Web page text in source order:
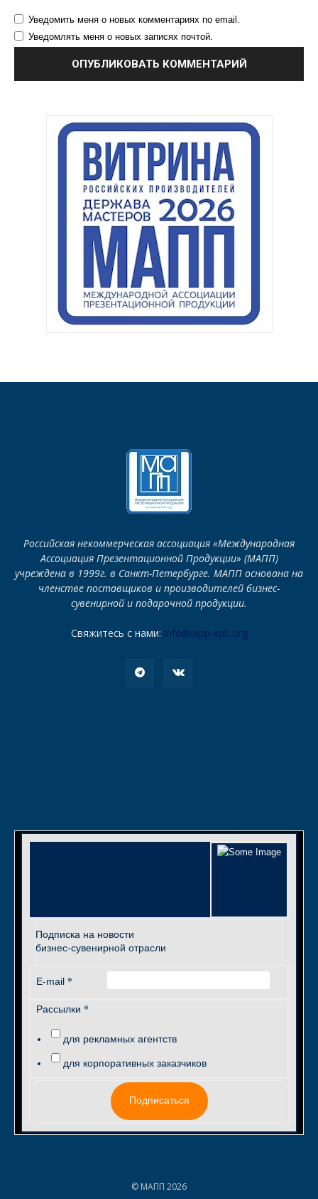
Уведомить меня о новых комментариях по email.
Уведомлять меня о новых записях почтой.
Российская некоммерческая ассоциация «Международная
Ассоциация Презентационной Продукции» (МАПП)
учреждена в 1999г. в Санкт-Петербурге. МАПП основана на
членстве поставщиков и производителей бизнес-
сувенирной и подарочной продукции.
Свяжитесь с нами: info@iapp-spb.org
Подписка на новости
бизнес-сувенирной отрасли
E-mail *
Рассылки *
для рекламных агентств
для корпоративных заказчиков
Подписаться
© МАПП 2026